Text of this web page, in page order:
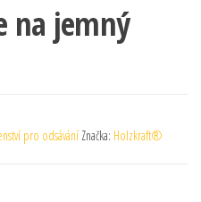
na jemný
pro odsávání Značka: Holzkraft®